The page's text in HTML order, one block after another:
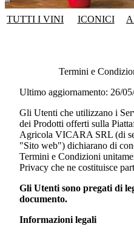
TUTTI I VINI ICONICI
Termini e
Ultimo aggiornamento: 26/
Gli Utenti che utilizzano i
dei Prodotti offerti sulla
Agricola VICARA SRL (di
"Sito web") dichiarano di
Termini e Condizioni
Privacy che ne costituisce
Gli Utenti sono pregati di
documento.
Informazioni legali